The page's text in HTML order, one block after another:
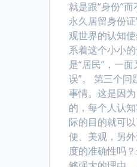
就是跟“身份”
永久居留身份
观世界的认知
系着这个小小
是“居民”，一
误”。 第三个问
事情。这是因
的，每个人认
际的目的就可
便、美观，另
度的准确性吗